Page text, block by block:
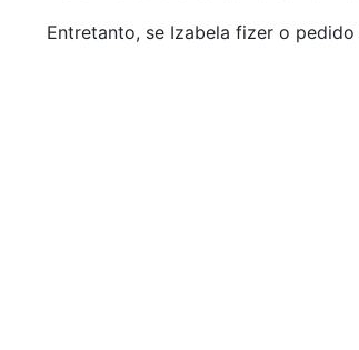
Entretanto, se Izabela fizer o